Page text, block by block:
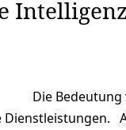
Die
Dienstleistungen.